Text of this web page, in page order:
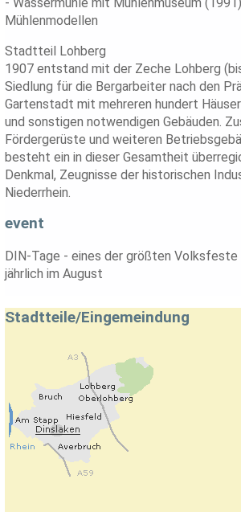
Mühlenmodellen
Stadtteil Lohberg
1907 entstand mit der Zeche Lohberg
Siedlung für die Bergarbeiter nach den
Gartenstadt mit mehreren hundert
und sonstigen notwendigen Gebäuden.
Fördergerüste und weiteren
besteht ein in dieser Gesamtheit
Denkmal, Zeugnisse der historischen
Niederrhein.
event
DIN-Tage - eines der größten Volksfeste
jährlich im August
Stadtteile/Eingemeindung